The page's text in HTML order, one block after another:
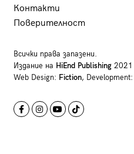
Контакти
Поверителност
Всички права запазени.
Издание на HiEnd Publishing2021
Web Design: Fiction, Development: